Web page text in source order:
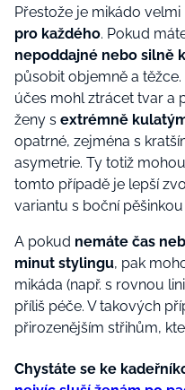
Přestože je mikádo velmi
pro každého. Pokud
nepoddajné nebo silně
působit objemně a
účes mohl ztrácet tvar a
ženy s extrémně
opatrné, zejména s
asymetrie. Ty totiž
tomto případě je lepší
variantu s boční
A pokud nemáte čas
minut stylingu, pak
mikáda (např. s rovnou
příliš péče. V takových
přirozenějším střihům,
Chystáte se ke